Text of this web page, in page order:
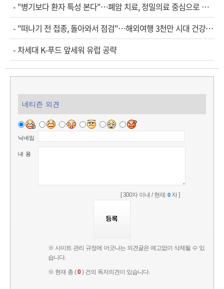
- "병기보다 환자 특성 본다"…폐암 치료, 정밀의료 중심으로 진화
- "떠나기 전 접종, 돌아와서 점검"…해외여행 3천만 시대 건강관리법
- 차세대 K-푸드 앞세워 유럽 공략
네티즌 의견
닉네임
내 용
[ 300자 이내 / 현재:0자 ]
※ 사이트 관리 규정에 어긋나는 의견글은 예고없이 삭제될 수 있
습니다.
※ 현재 총 (0) 건의 독자의견이 있습니다.